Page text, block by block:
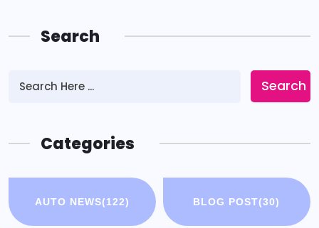
Search
Search
Categories
AUTO NEWS(122) BLOG POST(30)